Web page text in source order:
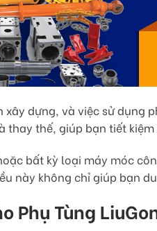
dựng, và việc sử dụng
thay thế, giúp bạn tiết
bất kỳ loại máy móc
này không chỉ giúp bạn
Phụ Tùng